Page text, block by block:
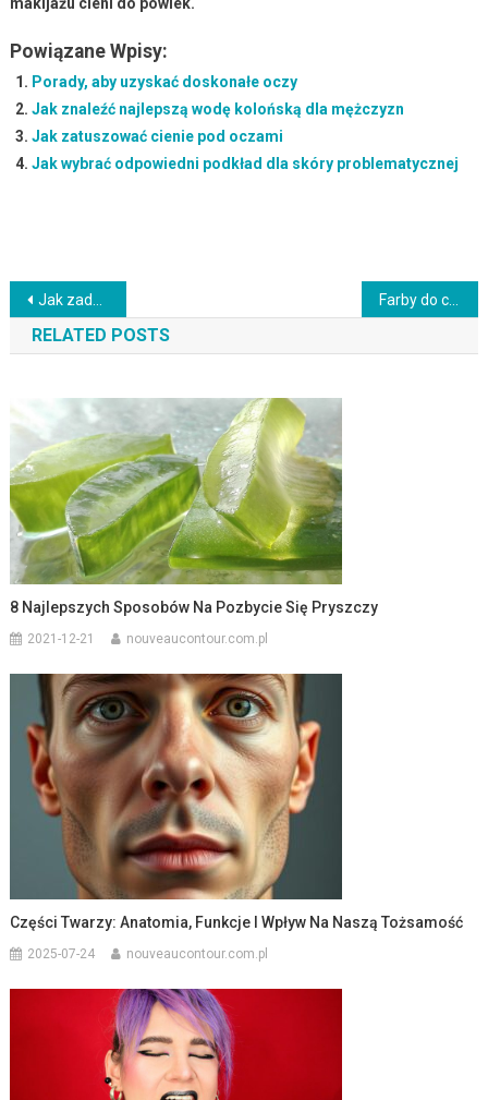
Powiązane Wpisy:
Porady, aby uzyskać doskonałe oczy
Jak znaleźć najlepszą wodę kolońską dla mężczyzn
Jak zatuszować cienie pod oczami
Jak wybrać odpowiedni podkład dla skóry problematycznej
Nawigacja
wpisu
Jak zadbać o włosy farbowane Farby do charakteryzacji – jakie wybrać i jak je stosować
RELATED POSTS
8 Najlepszych Sposobów Na Pozbycie Się Pryszczy
2021-12-21 nouveaucontour.com.pl
Części Twarzy: Anatomia, Funkcje I Wpływ Na Naszą Tożsamość
2025-07-24 nouveaucontour.com.pl